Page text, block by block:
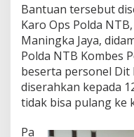
P
e
n
g
h
u
n
i
s
Bantuan tersebut
Karo Ops Polda
Maningka Jaya,
Polda NTB Kombes
beserta personel Dit
diserahkan kepada
tidak bisa pulang ke
Pa